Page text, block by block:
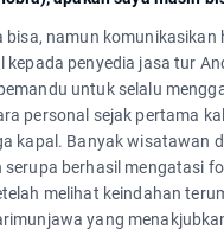
bisa, namun komunikasikan
kepada penyedia jasa tur
untuk selalu
personal sejak pertama
kapal. Banyak wisatawan
serupa berhasil mengatasi
melihat keindahan
yang